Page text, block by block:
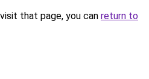
that page, you can return to